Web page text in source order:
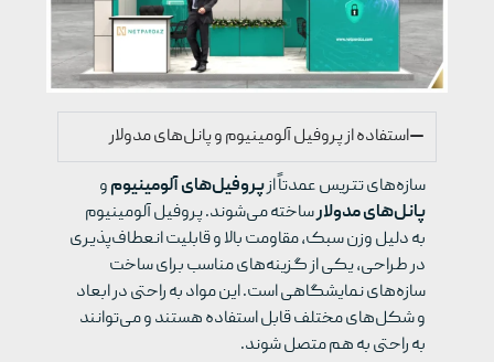
استفاده از پروفیل آلومینیوم و پانل‌های مدولار
سازه‌های تتریس عمدتاً ازپروفیل‌های آلومینیومو
پانل‌های مدولارساخته می‌شوند. پروفیل آلومینیوم
به دلیل وزن سبک، مقاومت بالا و قابلیت انعطاف‌پذیری
در طراحی، یکی از گزینه‌های مناسب برای ساخت
سازه‌های نمایشگاهی است. این مواد به راحتی در ابعاد
و شکل‌های مختلف قابل استفاده هستند و می‌توانند
به راحتی به هم متصل شوند.